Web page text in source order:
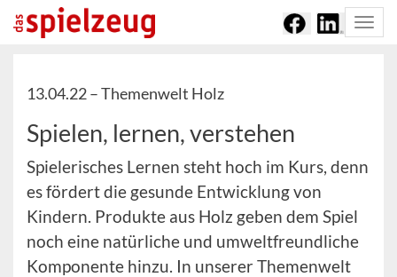
13.04.22 –Themenwelt Holz
Spielen, lernen, verstehen
Spielerisches Lernen steht hoch im Kurs, denn
es fördert die gesunde Entwicklung von
Kindern. Produkte aus Holz geben dem Spiel
noch eine natürliche und umweltfreundliche
Komponente hinzu. In unserer Themenwelt